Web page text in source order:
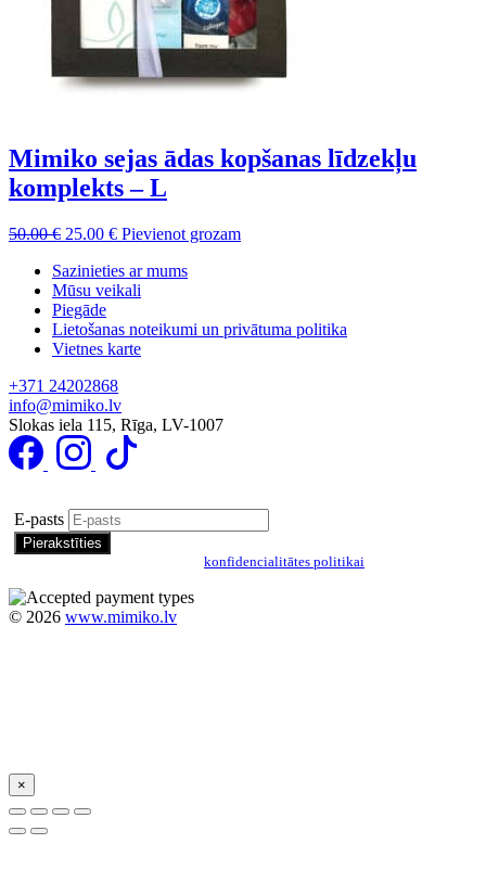
Mimiko sejas ādas kopšanas līdzekļu
komplekts – L
50.00€ Sākotnējā
bija:
50.00 €.
25.00 €Pašreizējā
ir:
25.00 €.
Pievienot grozam
Sazinieties ar mums
Mūsu veikali
Piegāde
Lietošanas noteikumi un privātuma politika
Vietnes karte
+371 24202868
info@mimiko.lv
Slokas iela 115, Rīga, LV-1007
E-pasts
konfidencialitātes politikai
© 2026 www.mimiko.lv
×